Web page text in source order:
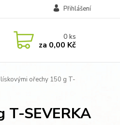
Přihlášení
0ks
za 0,00 Kč
ořechy 150 g T-
T-SEVERKA